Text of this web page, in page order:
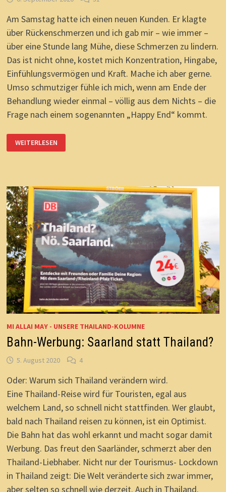
Am Samstag hatte ich einen neuen Kunden. Er klagte
über Rückenschmerzen und ich gab mir – wie immer –
über eine Stunde lang Mühe, diese Schmerzen zu lindern.
Das ist nicht ohne, kostet mich Konzentration, Hingabe,
Einfühlungsvermögen und Kraft. Mache ich aber gerne.
Umso schmutziger fühle ich mich, wenn am Ende der
Behandlung wieder einmal – völlig aus dem Nichts – die
Frage nach einem sogenannten „Happy End“ kommt.
END?“
UND
WEITERLESEN
MI ALLAI MAY - UNSERE THAILAND-KOLUMNE
Bahn-Werbung: Saarland statt Thailand?
5. August 2020 4
Oder: Warum sich Thailand verändern wird.
Eine Thailand-Reise wird für Touristen, egal aus
welchem Land, so schnell nicht stattfinden. Wer glaubt,
bald nach Thailand reisen zu können, ist ein Optimist.
Die Bahn hat das wohl erkannt und macht sogar damit
Werbung. Das freut den Saarländer, schmerzt aber den
Thailand-Liebhaber. Nicht nur der Tourismus- Lockdown
in Thailand zeigt: Die Welt veränderte sich zwar immer,
aber selten so schnell wie derzeit. Auch in Thailand.